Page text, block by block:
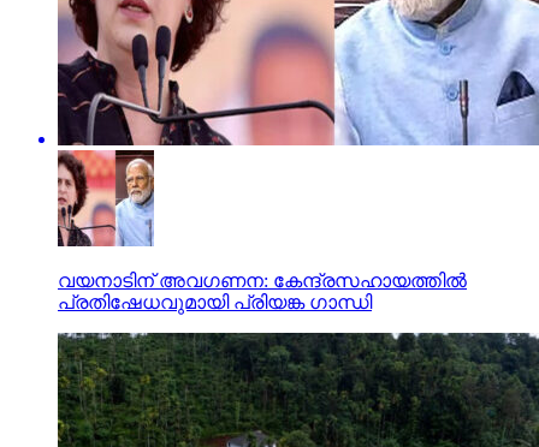
വയനാടിന് അവഗണന: കേന്ദ്രസഹായത്തില്‍
പ്രതിഷേധവുമായി പ്രിയങ്ക ഗാന്ധി